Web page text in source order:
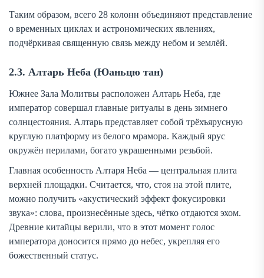
Таким образом, всего 28 колонн объединяют представление
о временных циклах и астрономических явлениях,
подчёркивая священную связь между небом и землёй.
2.3. Алтарь Неба (Юаньцю тан)
Южнее Зала Молитвы расположен Алтарь Неба, где
император совершал главные ритуалы в день зимнего
солнцестояния. Алтарь представляет собой трёхъярусную
круглую платформу из белого мрамора. Каждый ярус
окружён перилами, богато украшенными резьбой.
Главная особенность Алтаря Неба — центральная плита
верхней площадки. Считается, что, стоя на этой плите,
можно получить «акустический эффект фокусировки
звука»: слова, произнесённые здесь, чётко отдаются эхом.
Древние китайцы верили, что в этот момент голос
императора доносится прямо до небес, укрепляя его
божественный статус.